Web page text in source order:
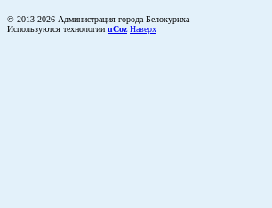
© 2013-2026 Администрация города Белокуриха
Используются технологии uCoz Наверх